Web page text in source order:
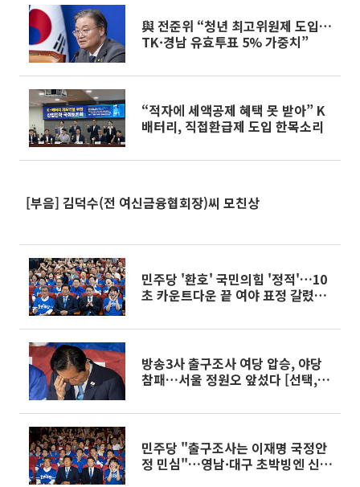
與 전준위 “청년 최고위원제 도입…
TK·경남 유효투표 5% 가중치”
“적자에 세액공제 혜택 못 받아” K
배터리, 직접환급제 도입 한목소리
[부음] 김덕수(전 여신금융협회장)씨 모친상
민주당 '환호' 국민의힘 '정적'…10
초 카운트다운 끝 여야 표정 갈렸다
방송3사 출구조사 여당 압승, 야당
참패…서울 정원오 앞섰다 [선택,
민주당 "출구조사는 이재명 국정안
정 민심"…영남·대구 초박빙엔 신